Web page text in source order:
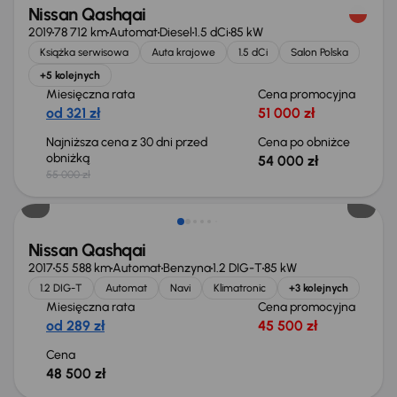
Nissan Qashqai
201978 712 kmAutomatDiesel1.5 dCi85 kW
Książka serwisowa Auta krajowe 1.5 dCi
Salon Polska
+5 kolejnych
Miesięczna rata
od 321 zł
Cena promocyjna
51 000 zł
Najniższa cena z 30 dni przed
obniżką
55 000 zł
Cena po obniżce
54 000 zł
Nissan Qashqai
201755 588 kmAutomatBenzyna1.2 DIG-T85 kW
1.2 DIG-T Automat Navi Klimatronic +3 kolejnych
Miesięczna rata
od 289 zł
Cena promocyjna
45 500 zł
Cena
48 500 zł
Taniej o 1 500 zł